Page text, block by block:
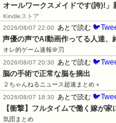
オールワークスメイドです(誇)!」
Kindleストア
2026/08/07 22:00
あとで読む
声優の声でAI動画作ってる人達、
オレ的ゲーム速報＠刃
2026/08/07 20:30
あとで読む
脳の手術で正常な脳を摘出
２ちゃんねるニュース超速まとめ＋
2026/08/07 18:30
あとで読む
【衝撃】フルタイムで働く嫁が
気団まとめ